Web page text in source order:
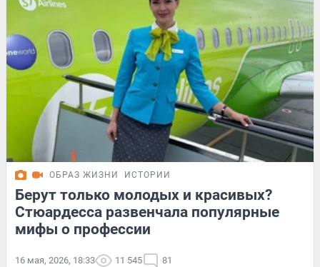
ОБРАЗ ЖИЗНИ ИСТОРИИ
Берут только молодых и красивых?
Стюардесса развенчала популярные
мифы о профессии
16 мая, 2026, 18:33 11 545 81